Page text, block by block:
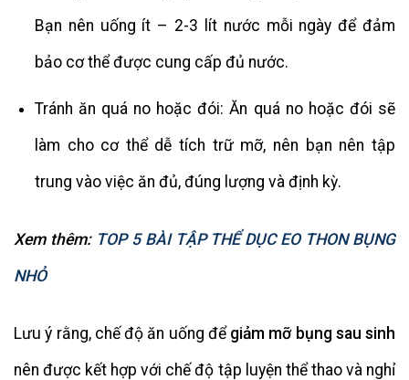
Bạn nên uống ít – 2-3 lít nước mỗi ngày để đảm
bảo cơ thể được cung cấp đủ nước.
Tránh ăn quá no hoặc đói: Ăn quá no hoặc đói sẽ
làm cho cơ thể dễ tích trữ mỡ, nên bạn nên tập
trung vào việc ăn đủ, đúng lượng và định kỳ.
Xem thêm: TOP 5 BÀI TẬP THỂ DỤC EO THON BỤNG
NHỎ
Lưu ý rằng, chế độ ăn uống để giảm mỡ bụng sau sinh
nên được kết hợp với chế độ tập luyện thể thao và nghỉ